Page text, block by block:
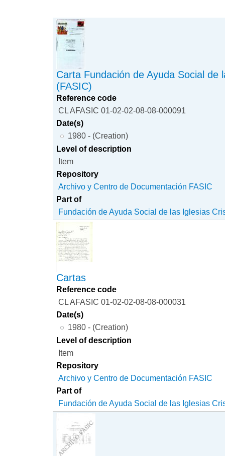
Carta Fundación de Ayuda Social de
(FASIC)
Reference code
CL AFASIC 01-02-02-08-08-000091
Date(s)
1980 - (Creation)
Level of description
Item
Repository
Archivo y Centro de Documentación FASIC
Part of
Fundación de Ayuda Social de las Iglesias
Cartas
Reference code
CL AFASIC 01-02-02-08-08-000031
Date(s)
1980 - (Creation)
Level of description
Item
Repository
Archivo y Centro de Documentación FASIC
Part of
Fundación de Ayuda Social de las Iglesias